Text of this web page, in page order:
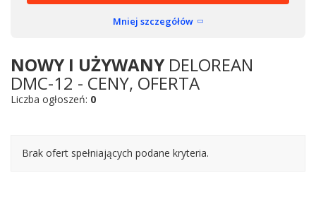
Mniej szczegółów
NOWY I UŻYWANY DELOREAN
DMC-12 - CENY, OFERTA
Liczba ogłoszeń: 0
Brak ofert spełniających podane kryteria.